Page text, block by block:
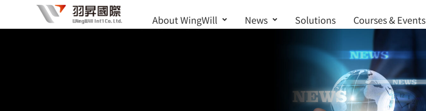
to
About WingWill News Solutions Courses & Events